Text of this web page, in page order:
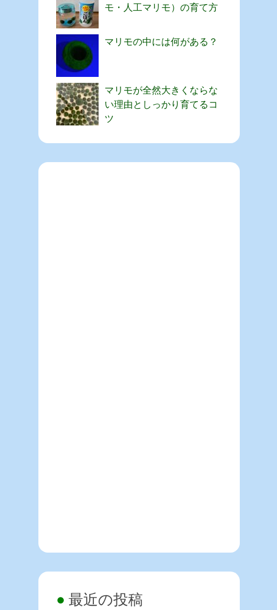
モ・人工マリモ）の育て方
マリモの中には何がある？
マリモが全然大きくならな
い理由としっかり育てるコ
ツ
最近の投稿